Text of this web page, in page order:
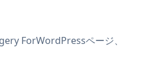
ForWordPressページ、